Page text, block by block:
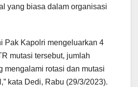
yang biasa dalam organisasi
Pak Kapolri mengeluarkan 4
mutasi tersebut, jumlah
mengalami rotasi dan mutasi
kata Dedi, Rabu (29/3/2023).